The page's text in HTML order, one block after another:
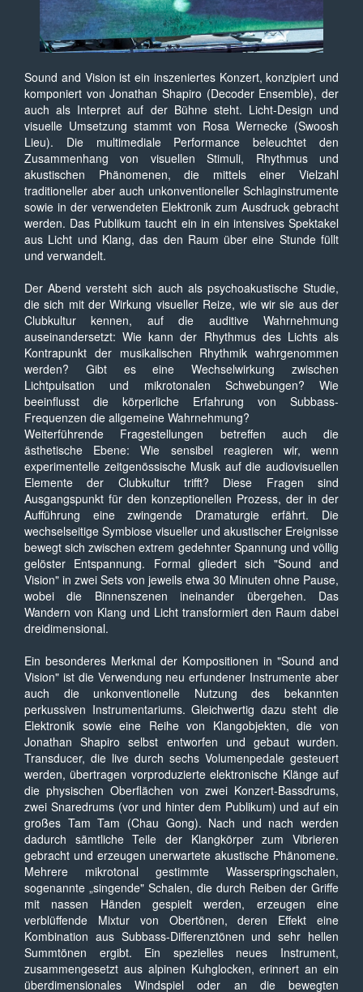
Sound and Vision ist ein inszeniertes Konzert, konzipiert und
komponiert von Jonathan Shapiro (Decoder Ensemble), der
auch als Interpret auf der Bühne steht. Licht-Design und
visuelle Umsetzung stammt von Rosa Wernecke (Swoosh
Lieu). Die multimediale Performance beleuchtet den
Zusammenhang von visuellen Stimuli, Rhythmus und
akustischen Phänomenen, die mittels einer Vielzahl
traditioneller aber auch unkonventioneller Schlaginstrumente
sowie in der verwendeten Elektronik zum Ausdruck gebracht
werden. Das Publikum taucht ein in ein intensives Spektakel
aus Licht und Klang, das den Raum über eine Stunde füllt
und verwandelt.
Der Abend versteht sich auch als psychoakustische Studie,
die sich mit der Wirkung visueller Reize, wie wir sie aus der
Clubkultur kennen, auf die auditive Wahrnehmung
auseinandersetzt: Wie kann der Rhythmus des Lichts als
Kontrapunkt der musikalischen Rhythmik wahrgenommen
werden? Gibt es eine Wechselwirkung zwischen
Lichtpulsation und mikrotonalen Schwebungen? Wie
beeinflusst die körperliche Erfahrung von Subbass-
Frequenzen die allgemeine Wahrnehmung?
Weiterführende Fragestellungen betreffen auch die
ästhetische Ebene: Wie sensibel reagieren wir, wenn
experimentelle zeitgenössische Musik auf die audiovisuellen
Elemente der Clubkultur trifft? Diese Fragen sind
Ausgangspunkt für den konzeptionellen Prozess, der in der
Aufführung eine zwingende Dramaturgie erfährt. Die
wechselseitige Symbiose visueller und akustischer Ereignisse
bewegt sich zwischen extrem gedehnter Spannung und völlig
gelöster Entspannung. Formal gliedert sich "Sound and
Vision" in zwei Sets von jeweils etwa 30 Minuten ohne Pause,
wobei die Binnenszenen ineinander übergehen. Das
Wandern von Klang und Licht transformiert den Raum dabei
dreidimensional.
Ein besonderes Merkmal der Kompositionen in "Sound and
Vision" ist die Verwendung neu erfundener Instrumente aber
auch die unkonventionelle Nutzung des bekannten
perkussiven Instrumentariums. Gleichwertig dazu steht die
Elektronik sowie eine Reihe von Klangobjekten, die von
Jonathan Shapiro selbst entworfen und gebaut wurden.
Transducer, die live durch sechs Volumenpedale gesteuert
werden, übertragen vorproduzierte elektronische Klänge auf
die physischen Oberflächen von zwei Konzert-Bassdrums,
zwei Snaredrums (vor und hinter dem Publikum) und auf ein
großes Tam Tam (Chau Gong). Nach und nach werden
dadurch sämtliche Teile der Klangkörper zum Vibrieren
gebracht und erzeugen unerwartete akustische Phänomene.
Mehrere mikrotonal gestimmte Wasserspringschalen,
sogenannte „singende" Schalen, die durch Reiben der Griffe
mit nassen Händen gespielt werden, erzeugen eine
verblüffende Mixtur von Obertönen, deren Effekt eine
Kombination aus Subbass-Differenztönen und sehr hellen
Summtönen ergibt. Ein spezielles neues Instrument,
zusammengesetzt aus alpinen Kuhglocken, erinnert an ein
überdimensionales Windspiel oder an die bewegten